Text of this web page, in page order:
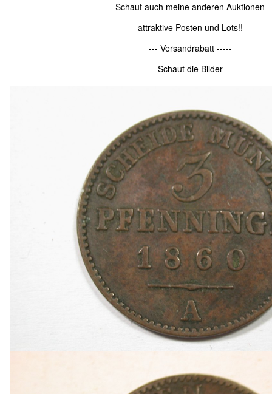
Schaut auch meine anderen Auktionen
attraktive Posten und Lots!!
--- Versandrabatt -----
Schaut die Bilder